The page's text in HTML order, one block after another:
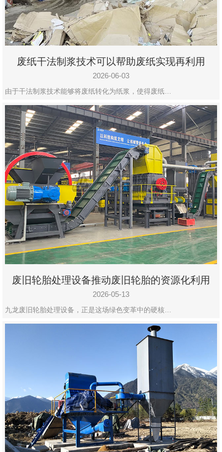
废纸干法制浆技术可以帮助废纸实现再利用
2026-06-03
由于干法制浆技术能够将废纸转化为纸浆，使得废纸…
废旧轮胎处理设备推动废旧轮胎的资源化利用
2026-05-13
九龙废旧轮胎处理设备，正是这场绿色变革中的硬核…